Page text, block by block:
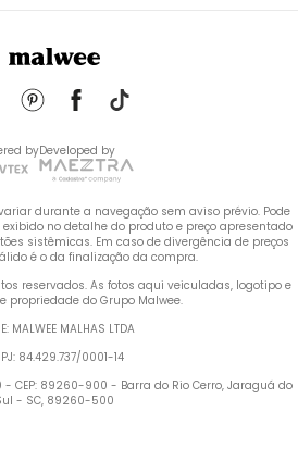
byDeveloped by
durante a navegação sem aviso prévio. Pode
no detalhe do produto e preço apresentado
sistêmicas. Em caso de divergência de preços
é o da finalização da compra.
propriedade do Grupo Malwee.
MALWEE MALHAS LTDA
84.429.737/0001-14
- CEP: 89260-900 - Barra do Rio Cerro, Jaraguá do
- SC, 89260-500